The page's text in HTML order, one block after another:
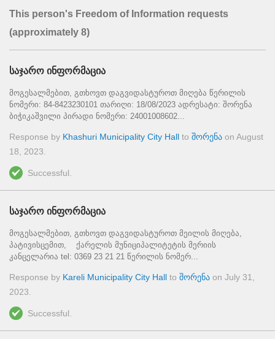
This person's Freedom of Information requests
(approximately 8)
საჯარო ინფორმაცია
მოგესალმებით, გთხოვთ დაგვიდასტუროთ მიღება წერილის
ნომერი: 84-8423230101 თარიღი: 18/08/2023 ადრესატი: შორენა
ბიჭიკაშვილი პირადი ნომერი: 24001008602...
Response by Khashuri Municipality City Hall to შორენა on August
18, 2023
Successful.
საჯარო ინფორმაცია
მოგესალმებით, გთხოვთ დაგვიდასტუროთ მეილის მიღება,
პატივისცემით, ქარელის მუნიციპალიტეტის მერიის
კანცელარია tel: 0369 23 21 21 წერილის ნომერ...
Response by Kareli Municipality City Hall to შორენა on July 31,
2023
Successful.